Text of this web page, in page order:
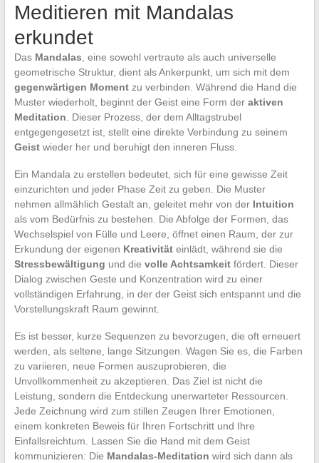
Meditieren mit Mandalas
erkundet
Das Mandalas , eine sowohl vertraute als auch universelle
geometrische Struktur, dient als Ankerpunkt, um sich mit dem
gegenwärtigen Momentzu verbinden. Während die Hand die
Muster wiederholt, beginnt der Geist eine Form der aktiven
Meditation . Dieser Prozess, der dem Alltagstrubel
entgegengesetzt ist, stellt eine direkte Verbindung zu seinem
Geistwieder her und beruhigt den inneren Fluss.
Ein Mandala zu erstellen bedeutet, sich für eine gewisse Zeit
einzurichten und jeder Phase Zeit zu geben. Die Muster
nehmen allmählich Gestalt an, geleitet mehr von der Intuition
als vom Bedürfnis zu bestehen. Die Abfolge der Formen, das
Wechselspiel von Fülle und Leere, öffnet einen Raum, der zur
Erkundung der eigenen Kreativitäteinlädt, während sie die
Stressbewältigung und die volle Achtsamkeitfördert. Dieser
Dialog zwischen Geste und Konzentration wird zu einer
vollständigen Erfahrung, in der der Geist sich entspannt und die
Vorstellungskraft Raum gewinnt.
Es ist besser, kurze Sequenzen zu bevorzugen, die oft erneuert
werden, als seltene, lange Sitzungen. Wagen Sie es, die Farben
zu variieren, neue Formen auszuprobieren, die
Unvollkommenheit zu akzeptieren. Das Ziel ist nicht die
Leistung, sondern die Entdeckung unerwarteter Ressourcen.
Jede Zeichnung wird zum stillen Zeugen Ihrer Emotionen,
einem konkreten Beweis für Ihren Fortschritt und Ihre
Einfallsreichtum. Lassen Sie die Hand mit dem Geist
kommunizieren: Die Mandalas-Meditation wird sich dann als